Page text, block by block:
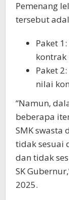
Pemenang
tersebut
Paket
kontrak
Paket
nilai
“Namun,
beberapa
SMK swasta
tidak sesuai
dan tidak
SK
2025.